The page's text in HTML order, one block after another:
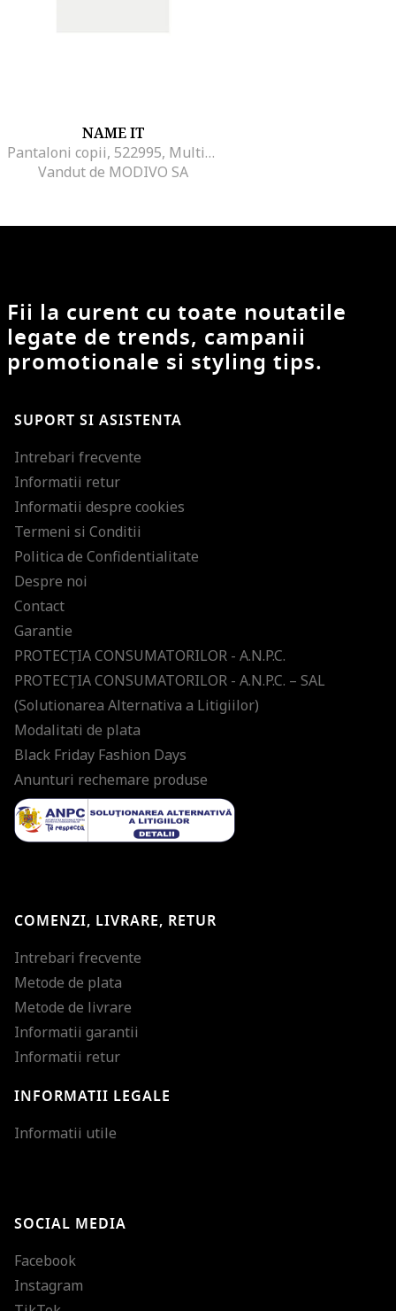
NAME IT
Pantaloni copii, 522995, Multicolor, Bumbac,
Vandut de MODIVO SA
Fii la curent cu toate noutatile
legate de trends, campanii
promotionale si styling tips.
SUPORT SI ASISTENTA
Intrebari frecvente
Informatii retur
Informatii despre cookies
Termeni si Conditii
Politica de Confidentialitate
Despre noi
Contact
Garantie
PROTECŢIA CONSUMATORILOR - A.N.P.C.
PROTECŢIA CONSUMATORILOR - A.N.P.C. – SAL
(Solutionarea Alternativa a Litigiilor)
Modalitati de plata
Black Friday Fashion Days
Anunturi rechemare produse
COMENZI, LIVRARE, RETUR
Intrebari frecvente
Metode de plata
Metode de livrare
Informatii garantii
Informatii retur
INFORMATII LEGALE
Informatii utile
SOCIAL MEDIA
Facebook
Instagram